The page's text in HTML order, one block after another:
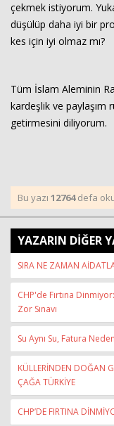
çekmek istiyorum.
düşülüp daha iyi bir
kes için iyi olmaz mı?
Tüm İslam Aleminin
kardeşlik ve paylaşım
getirmesini diliyorum.
Bu yazı 12764defa
YAZARIN DİĞER
SIRA NE ZAMAN
CHP'de Fırtına
Zor Sınavı
Su Aynı Su, Fatura
KÜLLERİNDEN DOĞAN
ÇAĞA TÜRKİYE
CHP’DE FIRTINA